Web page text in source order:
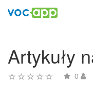
Artykuły
0